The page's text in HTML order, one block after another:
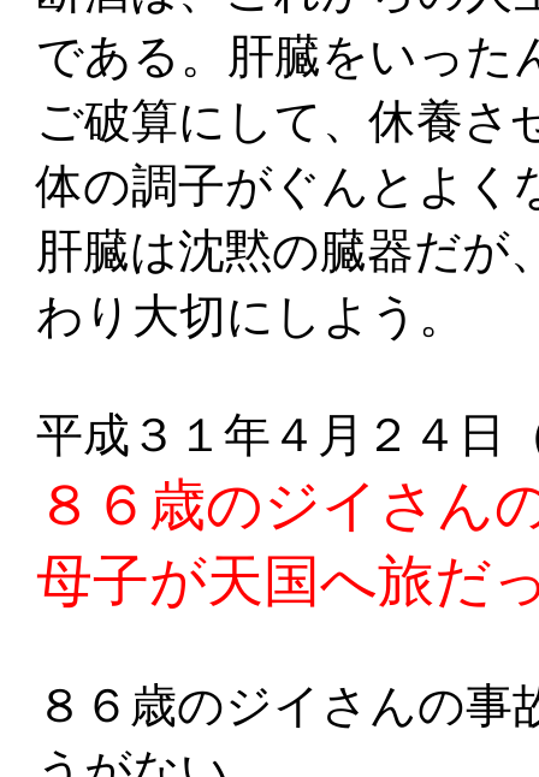
である。肝臓をいった
ご破算にして、休養さ
体の調子がぐんとよく
肝臓は沈黙の臓器だが
わり大切にしよう。
平成３１年４月２４日
８６歳のジイさん
母子が天国へ旅だ
８６歳のジイさんの